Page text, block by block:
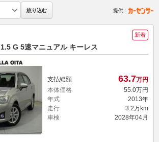
絞り込む 提供：
新着
G 5速マニュアル キーレス
支払総額 63.7万円
本体価格
55.0万円
年式
2013年
走行
3.2万km
車検
2028年04月